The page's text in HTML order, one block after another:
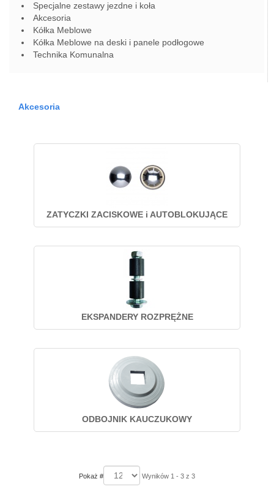
Specjalne zestawy jezdne i koła
Akcesoria
Kółka Meblowe
Kółka Meblowe na deski i panele podłogowe
Technika Komunalna
Akcesoria
ZATYCZKI ZACISKOWE i AUTOBLOKUJĄCE
EKSPANDERY ROZPRĘŻNE
ODBOJNIK KAUCZUKOWY
Pokaż # Wyników 1 - 3 z 3